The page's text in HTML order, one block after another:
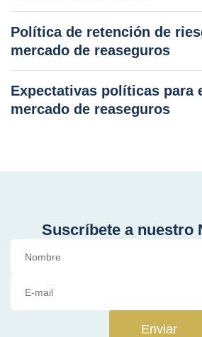
Política de retención de
mercado de reaseguros
Expectativas políticas para
mercado de reaseguros
Suscríbete a nuestro
Enviar